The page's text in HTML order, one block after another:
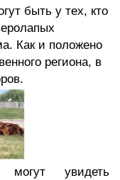
быть у тех, кто
Как и положено
региона, в
могут увидеть